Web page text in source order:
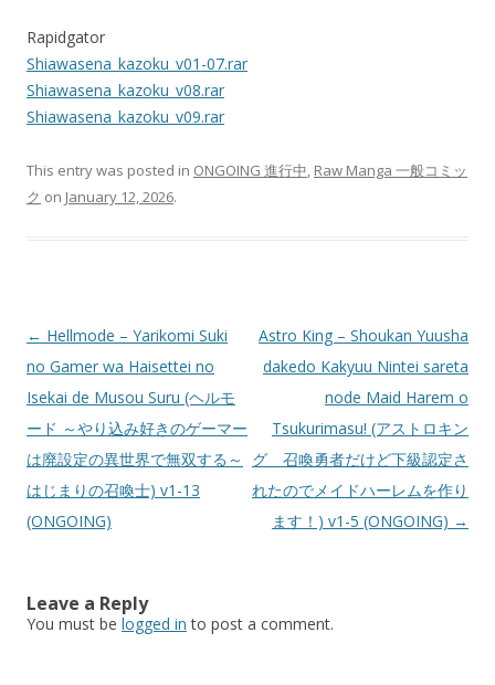
Rapidgator
Shiawasena_kazoku_v01-07.rar
Shiawasena_kazoku_v08.rar
Shiawasena_kazoku_v09.rar
This entry was posted in ONGOING 進行中, Raw Manga 一般コミッ
ク on January 12, 2026.
Post
navigation
← Hellmode – Yarikomi Suki
no Gamer wa Haisettei no
Isekai de Musou Suru (ヘルモ
ード ～やり込み好きのゲーマー
は廃設定の異世界で無双する～
はじまりの召喚士) v1-13
(ONGOING)
Astro King – Shoukan Yuusha
dakedo Kakyuu Nintei sareta
node Maid Harem o
Tsukurimasu! (アストロキン
グ 召喚勇者だけど下級認定さ
れたのでメイドハーレムを作り
ます！) v1-5 (ONGOING) →
Leave a Reply
You must be logged in to post a comment.